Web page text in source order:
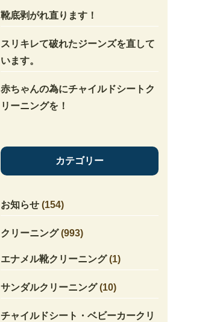
靴底剥がれ直ります！
スリキレて破れたジーンズを直して
います。
赤ちゃんの為にチャイルドシートク
リーニングを！
カテゴリー
お知らせ(154)
クリーニング(993)
エナメル靴クリーニング(1)
サンダルクリーニング(10)
チャイルドシート・ベビーカークリ